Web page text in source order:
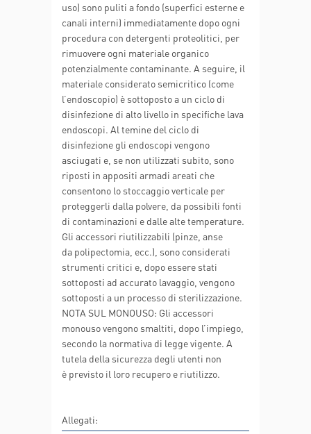
uso) sono puliti a fondo (superfici esterne e
canali interni) immediatamente dopo ogni
procedura con detergenti proteolitici, per
rimuovere ogni materiale organico
potenzialmente contaminante. A seguire, il
materiale considerato semicritico (come
l’endoscopio) è sottoposto a un ciclo di
disinfezione di alto livello in specifiche lava
endoscopi. Al temine del ciclo di
disinfezione gli endoscopi vengono
asciugati e, se non utilizzati subito, sono
riposti in appositi armadi areati che
consentono lo stoccaggio verticale per
proteggerli dalla polvere, da possibili fonti
di contaminazioni e dalle alte temperature.
Gli accessori riutilizzabili (pinze, anse
da polipectomia, ecc.), sono considerati
strumenti critici e, dopo essere stati
sottoposti ad accurato lavaggio, vengono
sottoposti a un processo di sterilizzazione.
NOTA SUL MONOUSO: Gli accessori
monouso vengono smaltiti, dopo l’impiego,
secondo la normativa di legge vigente. A
tutela della sicurezza degli utenti non
è previsto il loro recupero e riutilizzo.
Allegati: